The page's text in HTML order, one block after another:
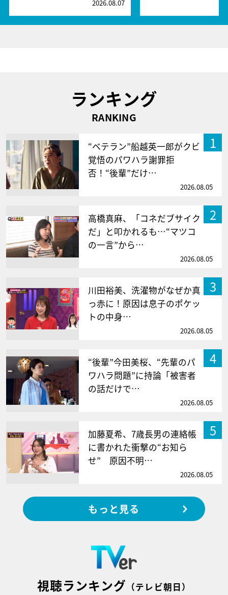
2026.08.07
ランキング
RANKING
1
“ベテラン”船越英一郎がクビ
覚悟のパワハラ謝罪拒
否！“後輩”だけ…
2026.08.05
2
高橋真麻、「コネだブサイク
だ」と叩かれるも…“マツコ
の一言”から…
2026.08.05
3
川田裕美、洗濯物がなぜか真
っ赤に！原因は息子のポケッ
トの中身…
2026.08.05
4
“後輩”今田美桜、“先輩のパ
ワハラ問題”に持論「被害者
の話だけで…
2026.08.05
5
加藤夏希、7歳長男の連絡帳
に書かれた衝撃の“お知ら
せ” 原因不明…
2026.08.05
もっと見る
視聴ランキング （テレビ朝日）